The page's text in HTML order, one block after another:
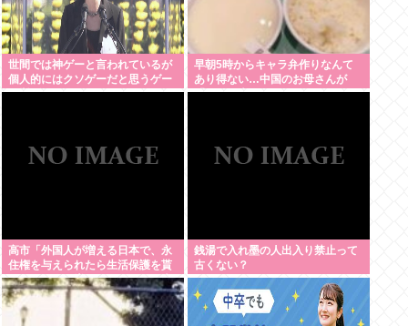
世間では神ゲーと言われているが
個人的にはクソゲーだと思うゲー
ム挙げてけwww
早朝5時からキャラ弁作りなんて
あり得ない…中国のお母さんが
「なぜ日本人はそんなにがんばる
高市「外国人が増える日本で、永
住権を与えられたら生活保護を貰
うなんて人が増えては困る。日本
人以上の水準の人のみ許可しま
す」
銭湯で入れ墨の人出入り禁止って
古くない？